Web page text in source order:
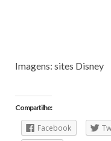
Imagens: sites Disney
Compartilhe:
Facebook